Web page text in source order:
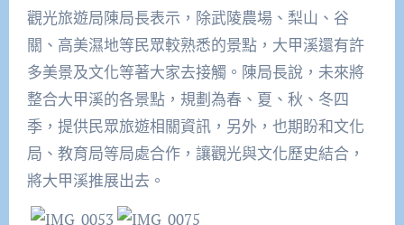
觀光旅遊局陳局長表示，除武陵農場、梨山、谷
關、高美濕地等民眾較熟悉的景點，大甲溪還有許
多美景及文化等著大家去接觸。陳局長說，未來將
整合大甲溪的各景點，規劃為春、夏、秋、冬四
季，提供民眾旅遊相關資訊，另外，也期盼和文化
局、教育局等局處合作，讓觀光與文化歷史結合，
將大甲溪推展出去。